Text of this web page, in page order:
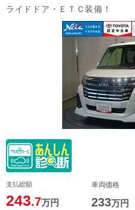
ライドドア・ＥＴＣ装備！
支払総額
243.7万円
車両価格
233万円